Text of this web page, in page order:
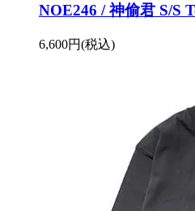
NOE246 / 神偷君 S/S
6,600円(税込)